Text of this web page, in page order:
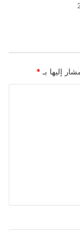
إليها بـ *